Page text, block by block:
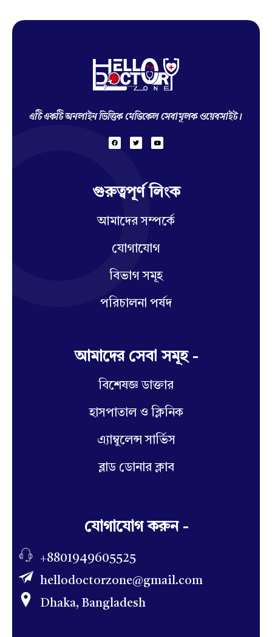
এটি একটি অনলাইন ভিত্তিক মেডিকেল সেবামূলক ওয়েবসাইট।
গুরুত্বপূর্ণ লিংক
আমাদের সম্পর্কে
যোগাযোগ
বিভাগ সমূহ
পরিচালনা পর্ষদ
আমাদের সেবা সমূহ -
বিশেষজ্ঞ ডাক্তার
হাসপাতাল ও ক্লিনিক
এ্যাম্বুলেন্স সার্ভিস
ব্লাড ডোনার ক্লাব
যোগাযোগ করুন -
+8801949605525
hellodoctorzone@gmail.com
Dhaka, Bangladesh